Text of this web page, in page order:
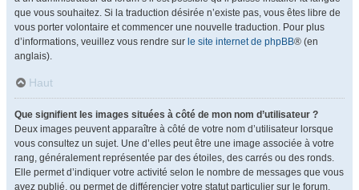
que vous souhaitez. Si la traduction désirée n’existe pas, vous êtes libre de
vous porter volontaire et commencer une nouvelle traduction. Pour plus
d’informations, veuillez vous rendre sur le site internet de phpBB® (en
anglais).
Haut
Que signifient les images situées à côté de mon nom d’utilisateur ?
Deux images peuvent apparaître à côté de votre nom d’utilisateur lorsque
vous consultez un sujet. Une d’elles peut être une image associée à votre
rang, généralement représentée par des étoiles, des carrés ou des ronds.
Elle permet d’indiquer votre activité selon le nombre de messages que vous
avez publié, ou permet de différencier votre statut particulier sur le forum.